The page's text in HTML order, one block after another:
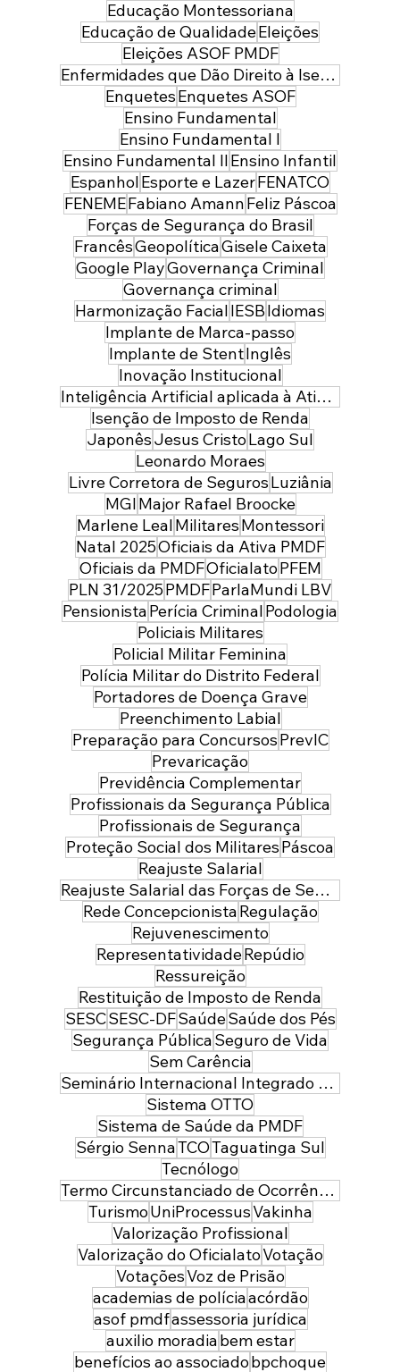
Educação Montessoriana
Educação de QualidadeEleições
Eleições ASOF PMDF
Enfermidades que Dão Direito à Isenção de Imposto de Renda
EnquetesEnquetes ASOF
Ensino Fundamental
Ensino Fundamental I
Ensino Fundamental IIEnsino Infantil
EspanholEsporte e LazerFENATCO
FENEMEFabiano AmannFeliz Páscoa
Forças de Segurança do Brasil
FrancêsGeopolíticaGisele Caixeta
Google PlayGovernança Criminal
Governança criminal
Harmonização FacialIESBIdiomas
Implante de Marca-passo
Implante de StentInglês
Inovação Institucional
Inteligência Artificial aplicada à Atividade Policial
Isenção de Imposto de Renda
JaponêsJesus CristoLago Sul
Leonardo Moraes
Livre Corretora de SegurosLuziânia
MGIMajor Rafael Broocke
Marlene LealMilitaresMontessori
Natal 2025Oficiais da Ativa PMDF
Oficiais da PMDFOficialatoPFEM
PLN 31/2025PMDFParlaMundi LBV
PensionistaPerícia CriminalPodologia
Policiais Militares
Policial Militar Feminina
Polícia Militar do Distrito Federal
Portadores de Doença Grave
Preenchimento Labial
Preparação para ConcursosPrevIC
Prevaricação
Previdência Complementar
Profissionais da Segurança Pública
Profissionais de Segurança
Proteção Social dos MilitaresPáscoa
Reajuste Salarial
Reajuste Salarial das Forças de Segurança do Distrito Federal
Rede ConcepcionistaRegulação
Rejuvenescimento
RepresentatividadeRepúdio
Ressureição
Restituição de Imposto de Renda
SESCSESC-DFSaúdeSaúde dos Pés
Segurança PúblicaSeguro de Vida
Sem Carência
Seminário Internacional Integrado de Segurança Pública e Defesa
Sistema OTTO
Sistema de Saúde da PMDF
Sérgio SennaTCOTaguatinga Sul
Tecnólogo
Termo Circunstanciado de Ocorrência
TurismoUniProcessusVakinha
Valorização Profissional
Valorização do OficialatoVotação
VotaçõesVoz de Prisão
academias de políciaacórdão
asof pmdfassessoria jurídica
auxilio moradiabem estar
benefícios ao associadobpchoque